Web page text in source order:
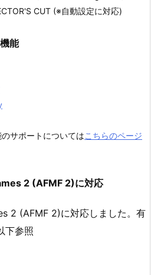
CUT (※自動設定に対応)
能
サポートについてはこちらのページ
2 (AFMF 2)に対応
2 (AFMF 2)に対応しました。有
下参照